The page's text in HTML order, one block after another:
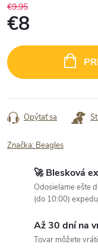
€9,95
€8
cena:
Opýtať sa
Značka: Beagles
🚀 Blesková
Odosielame ešte
(do 10:00)
Až 30 dní na
Tovar môžete